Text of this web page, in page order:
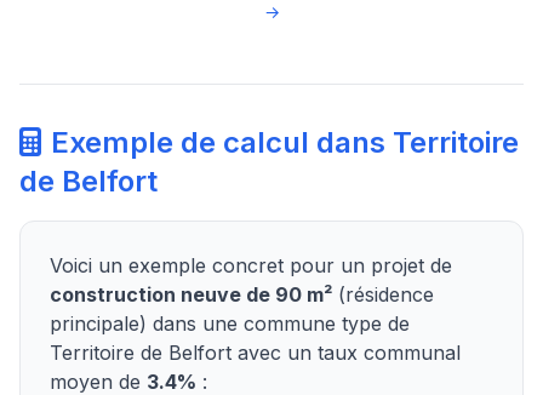
→
Exemple de calcul dans Territoire
de Belfort
Voici un exemple concret pour un projet de
construction neuve de 90 m² (résidence
principale) dans une commune type de
Territoire de Belfort avec un taux communal
moyen de 3.4% :